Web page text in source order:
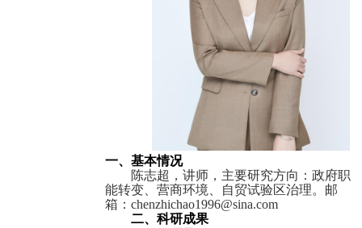
一、基本情况
陈志超，讲师，主要研究方向：政府职
能转变、营商环境、自贸试验区治理。邮
箱：chenzhichao1996@sina.com
二、科研成果